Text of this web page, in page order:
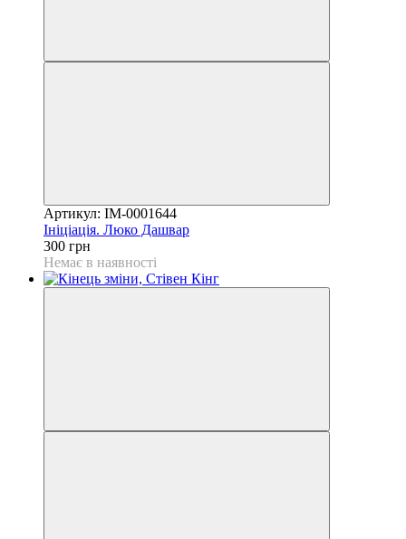
Артикул: IM-0001644
Ініціація. Люко Дашвар
300 грн
Немає в наявності